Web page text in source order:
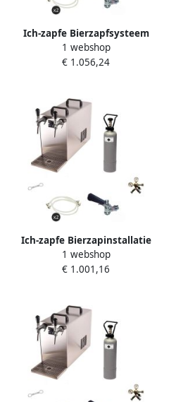
Ich-zapfe Bierzapfsysteem
STREAM 50 Compleetset 2-
Lijns Koeler tot 55 l u voor
1 webshop
€ 1.056,24
Ich-zapfe Bierzapinstallatie
STREAM 50 Complete Set 2-
Lijn Doorstroomkoeler
1 webshop
€ 1.001,16